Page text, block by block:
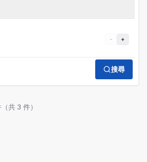
- +
搜尋
共 3 件）